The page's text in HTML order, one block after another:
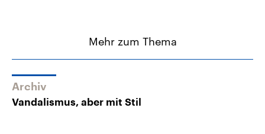
Mehr zum Thema
Archiv
Vandalismus, aber mit Stil